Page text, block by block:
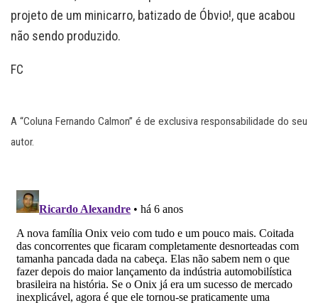
projeto de um minicarro, batizado de Óbvio!, que acabou
não sendo produzido.
FC
A “Coluna Fernando Calmon” é de exclusiva responsabilidade do seu
autor.